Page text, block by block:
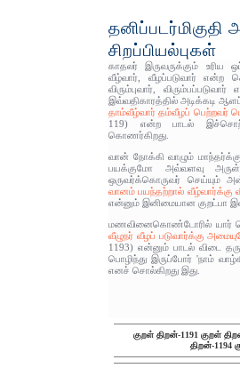
தனிப்படர்மிகுதி
சிறப்பியல்புகள்
காதலர் இருவருக்கும் உரிய
வீழ்வார், வீழப்படுவார் என்ற
விரும்புவார்,
இவ்வதிகாரத்தில் அடிக்கடி
தாம்வீழ்வார் தம்வீழப் பெற்றவர்
119) என்ற பாடல்
கொணர்கிறது.
வான் நோக்கி வாழும்
பயக்குமோ அவ்வளவு
ஒருவர்க்கொருவர் செய்யும்
வானம் பயந்தற்றால் வீழ்வார்க்கு
என்னும் இனிமையான குறட்பா
மணவினைகொண்டோரில் யார்
வீழுநர் வீழப் படுவார்க்கு
1193) என்னும் பாடல் விடை
பொழிந்து இருப்போர் 'நாம்
எனச் சொல்கிறது இது.
குறள் திறன்-1191 குறள்
திறன்-1194